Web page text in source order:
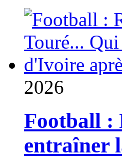
2026
Football :
entraîner